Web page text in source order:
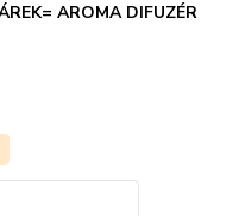
AROMA DIFUZÉR